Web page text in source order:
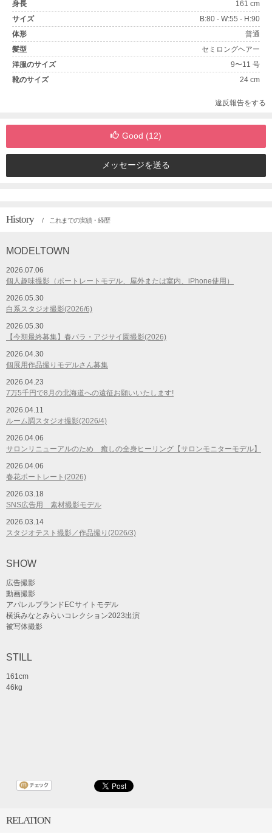
身長
161 cm
サイズ
B:80 - W:55 - H:90
体形
普通
髪型
セミロングヘアー
洋服のサイズ
9〜11 号
靴のサイズ
24 cm
違反報告をする
Good (12)
メッセージを送る
History / これまでの実績・経歴
MODELTOWN
2026.07.06
個人趣味撮影（ポートレートモデル、屋外または室内、iPhone使用）
2026.05.30
白系スタジオ撮影(2026/6)
2026.05.30
【今期最終募集】春バラ・アジサイ園撮影(2026)
2026.04.30
個展用作品撮りモデルさん募集
2026.04.23
7万5千円で8月の北海道への遠征お願いいたします!
2026.04.11
ルーム調スタジオ撮影(2026/4)
2026.04.06
サロンリニューアルのため 癒しの全身ヒーリング【サロンモニターモデル】
2026.04.06
春花ポートレート(2026)
2026.03.18
SNS広告用 素材撮影モデル
2026.03.14
スタジオテスト撮影／作品撮り(2026/3)
SHOW
広告撮影
動画撮影
アパレルブランドECサイトモデル
横浜みなとみらいコレクション2023出演
被写体撮影
STILL
161cm
46kg
RELATION